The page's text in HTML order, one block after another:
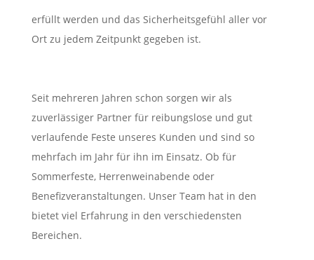
erfüllt werden und das Sicherheitsgefühl aller vor
Ort zu jedem Zeitpunkt gegeben ist.
Seit mehreren Jahren schon sorgen wir als
zuverlässiger Partner für reibungslose und gut
verlaufende Feste unseres Kunden und sind so
mehrfach im Jahr für ihn im Einsatz. Ob für
Sommerfeste, Herrenweinabende oder
Benefizveranstaltungen. Unser Team hat in den
bietet viel Erfahrung in den verschiedensten
Bereichen.